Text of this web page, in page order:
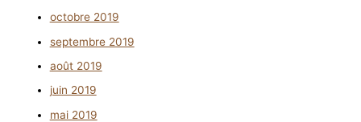
octobre 2019
septembre 2019
août 2019
juin 2019
mai 2019